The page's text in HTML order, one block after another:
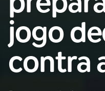
02A RÁDIO
03 PROGRAMAÇÃO
jogo
contra